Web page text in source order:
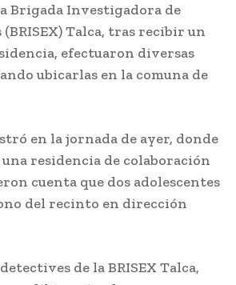
Brigada Investigadora de
(BRISEX) Talca, tras recibir un
efectuaron diversas
ubicarlas en la comuna de
en la jornada de ayer, donde
residencia de colaboración
cuenta que dos adolescentes
del recinto en dirección
de la BRISEX Talca,